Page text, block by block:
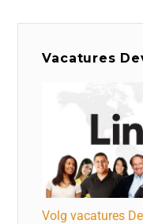
Vacatures
Volg vacatures